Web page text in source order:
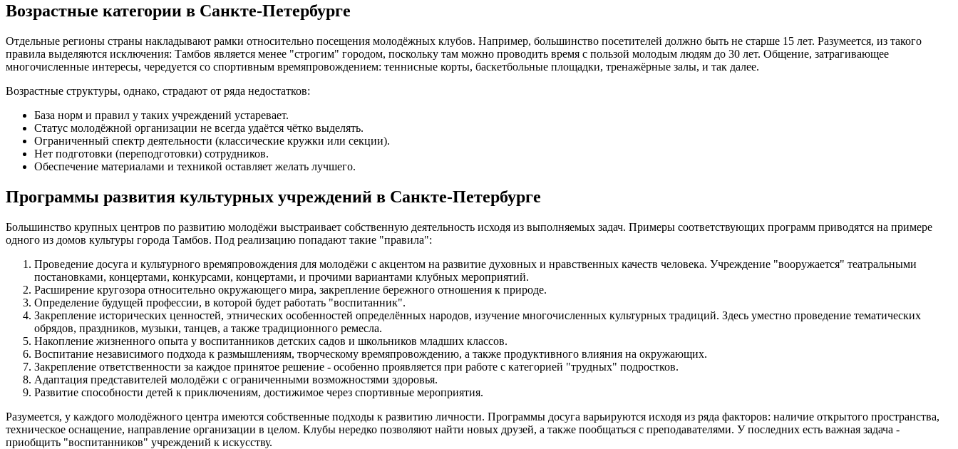
Возрастные категории в Санкте-Петербурге
Отдельные регионы страны накладывают рамки относительно посещения молодёжных клубов. Например, большинство посетителей должно быть не старше 15 лет. Разумеется, из такого
правила выделяются исключения: Тамбов является менее "строгим" городом, поскольку там можно проводить время с пользой молодым людям до 30 лет. Общение, затрагивающее
многочисленные интересы, чередуется со спортивным времяпровождением: теннисные корты, баскетбольные площадки, тренажёрные залы, и так далее.
Возрастные структуры, однако, страдают от ряда недостатков:
База норм и правил у таких учреждений устаревает.
Статус молодёжной организации не всегда удаётся чётко выделять.
Ограниченный спектр деятельности (классические кружки или секции).
Нет подготовки (переподготовки) сотрудников.
Обеспечение материалами и техникой оставляет желать лучшего.
Программы развития культурных учреждений в Санкте-Петербурге
Большинство крупных центров по развитию молодёжи выстраивает собственную деятельность исходя из выполняемых задач. Примеры соответствующих программ приводятся на примере
одного из домов культуры города Тамбов. Под реализацию попадают такие "правила":
Проведение досуга и культурного времяпровождения для молодёжи с акцентом на развитие духовных и нравственных качеств человека. Учреждение "вооружается" театральными
постановками, концертами, конкурсами, концертами, и прочими вариантами клубных мероприятий.
Расширение кругозора относительно окружающего мира, закрепление бережного отношения к природе.
Определение будущей профессии, в которой будет работать "воспитанник".
Закрепление исторических ценностей, этнических особенностей определённых народов, изучение многочисленных культурных традиций. Здесь уместно проведение тематических
обрядов, праздников, музыки, танцев, а также традиционного ремесла.
Накопление жизненного опыта у воспитанников детских садов и школьников младших классов.
Воспитание независимого подхода к размышлениям, творческому времяпровождению, а также продуктивного влияния на окружающих.
Закрепление ответственности за каждое принятое решение - особенно проявляется при работе с категорией "трудных" подростков.
Адаптация представителей молодёжи с ограниченными возможностями здоровья.
Развитие способности детей к приключениям, достижимое через спортивные мероприятия.
Разумеется, у каждого молодёжного центра имеются собственные подходы к развитию личности. Программы досуга варьируются исходя из ряда факторов: наличие открытого пространства,
техническое оснащение, направление организации в целом. Клубы нередко позволяют найти новых друзей, а также пообщаться с преподавателями. У последних есть важная задача -
приобщить "воспитанников" учреждений к искусству.